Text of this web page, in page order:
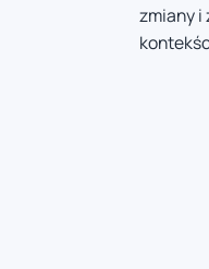
zmiany i